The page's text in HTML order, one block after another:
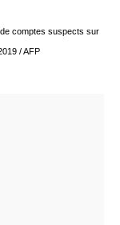
comptes suspects sur
/ AFP